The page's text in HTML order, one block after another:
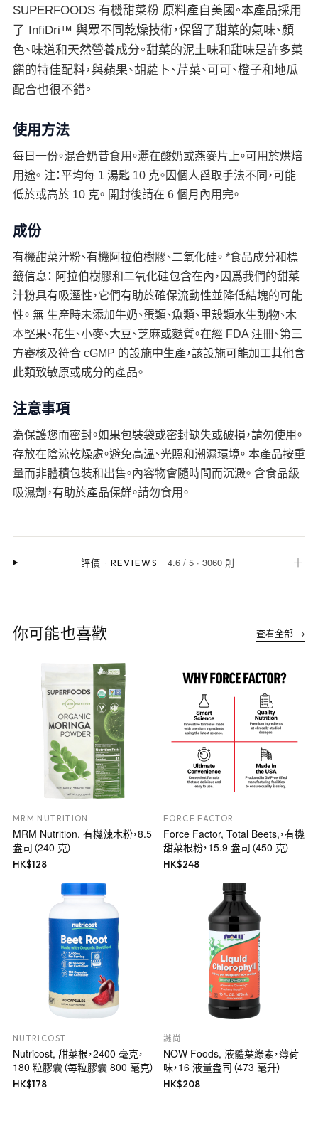
SUPERFOODS 有機甜菜粉 原料產自美國。本產品採用
了 InfiDri™ 與眾不同乾燥技術，保留了甜菜的氣味、顏
色、味道和天然營養成分。甜菜的泥土味和甜味是許多菜
餚的特佳配料，與蘋果、胡蘿卜、芹菜、可可、橙子和地瓜
配合也很不錯。
使用方法
每日一份。混合奶昔食用。灑在酸奶或燕麥片上。可用於烘焙
用途。 注：平均每 1 湯匙 10 克。因個人舀取手法不同，可能
低於或高於 10 克。 開封後請在 6 個月內用完。
成份
有機甜菜汁粉、有機阿拉伯樹膠、二氧化硅。 *食品成分和標
籤信息： 阿拉伯樹膠和二氧化硅包含在內，因爲我們的甜菜
汁粉具有吸溼性，它們有助於確保流動性並降低結塊的可能
性。 無 生產時未添加牛奶、蛋類、魚類、甲殼類水生動物、木
本堅果、花生、小麥、大豆、芝麻或麩質。在經 FDA 注冊、第三
方審核及符合 cGMP 的設施中生產，該設施可能加工其他含
此類致敏原或成分的產品。
注意事項
為保護您而密封。如果包裝袋或密封缺失或破損，請勿使用。
存放在陰涼乾燥處。避免高溫、光照和潮濕環境。 本產品按重
量而非體積包裝和出售。內容物會隨時間而沉澱。 含食品級
吸濕劑，有助於產品保鮮。請勿食用。
評價 · REVIEWS 4.6 /5 ·3060 則 ＋
你可能也喜歡 查看全部 →
MRM NUTRITION
MRM Nutrition, 有機辣木粉，8.5
盎司（240 克）
HK$128
FORCE FACTOR
Force Factor, Total Beets,，有機
甜菜根粉，15.9 盎司（450 克）
HK$248
NUTRICOST
Nutricost, 甜菜根，2400 毫克，
180 粒膠囊（每粒膠囊 800 毫克）
HK$178
謎尚
NOW Foods, 液體葉綠素，薄荷
味，16 液量盎司（473 毫升）
HK$208